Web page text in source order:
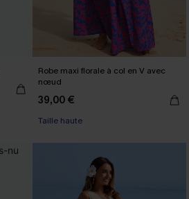
Robe maxi florale à col en V avec
nœud
39,00 €
Taille haute